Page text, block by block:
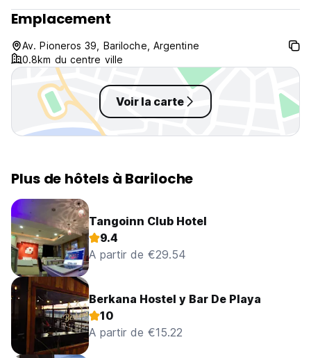
Emplacement
Av. Pioneros 39, Bariloche, Argentine
0.8km du centre ville
Voir la carte
Plus de hôtels à Bariloche
Tangoinn Club Hotel
9.4
A partir de €29.54
Berkana Hostel y Bar De Playa
10
A partir de €15.22